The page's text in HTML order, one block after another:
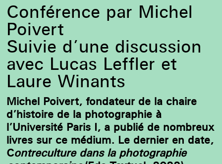
Portrait de Michel Poivert © Catherine Peter, 2020
Conférence par Michel
Poivert
Suivie d’une discussion
avec Lucas Leffler et
Laure Winants
Michel Poivert, fondateur de la chaire
d’histoire de la photographie à
l’Université Paris I, a publié de nombreux
livres sur ce médium. Le dernier en date,
Contreculture dans la photographie